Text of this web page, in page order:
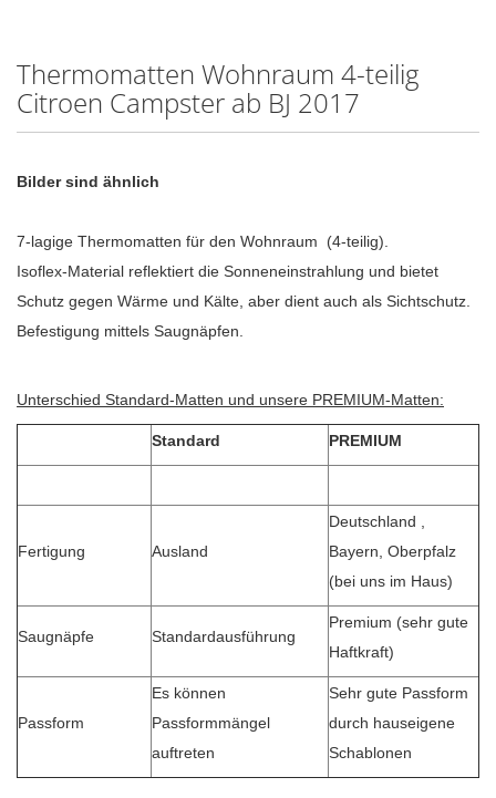
Thermomatten Wohnraum 4-teilig
Citroen Campster ab BJ 2017
Bilder sind ähnlich
7-lagige Thermomatten für den Wohnraum (4-teilig).
Isoflex-Material reflektiert die Sonneneinstrahlung und bietet
Schutz gegen Wärme und Kälte, aber dient auch als Sichtschutz.
Befestigung mittels Saugnäpfen.
Unterschied Standard-Matten und unsere PREMIUM-Matten:
Standard PREMIUM
Fertigung Ausland
Deutschland ,
Bayern, Oberpfalz
(bei uns im Haus)
Saugnäpfe Standardausführung
Premium (sehr gute
Haftkraft)
Passform
Es können
Passformmängel
auftreten
Sehr gute Passform
durch hauseigene
Schablonen